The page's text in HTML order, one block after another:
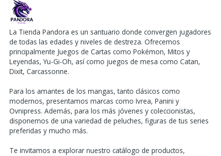
La Tienda Pandora es un santuario donde convergen jugadores
de todas las edades y niveles de destreza. Ofrecemos
principalmente Juegos de Cartas como Pokémon, Mitos y
Leyendas, Yu-Gi-Oh, así como juegos de mesa como Catan,
Dixit, Carcassonne.
Para los amantes de los mangas, tanto clásicos como
modernos, presentamos marcas como Ivrea, Panini y
Ovnipress. Además, para los más jóvenes y coleccionistas,
disponemos de una variedad de peluches, figuras de tus series
preferidas y mucho más.
Te invitamos a explorar nuestro catálogo de productos,